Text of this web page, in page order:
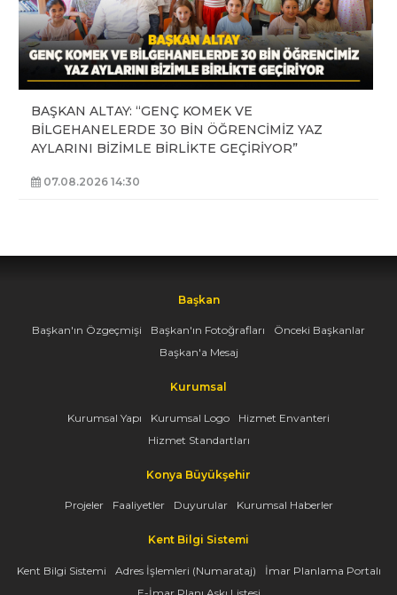
BAŞKAN ALTAY: “GENÇ KOMEK VE
BİLGEHANELERDE 30 BİN ÖĞRENCİMİZ YAZ
AYLARINI BİZİMLE BİRLİKTE GEÇİRİYOR”
07.08.2026 14:30
Başkan
Başkan'ın Özgeçmişi Başkan'ın Fotoğrafları
Önceki Başkanlar
Başkan'a Mesaj
Kurumsal
Kurumsal Yapı Kurumsal Logo
Hizmet Envanteri
Hizmet Standartları
Konya Büyükşehir
Projeler Faaliyetler Duyurular Kurumsal Haberler
Kent Bilgi Sistemi
Kent Bilgi Sistemi Adres İşlemleri (Numarataj)
İmar Planlama Portalı